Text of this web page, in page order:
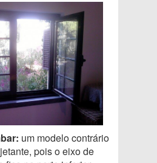
um modelo contrário
pois o eixo de